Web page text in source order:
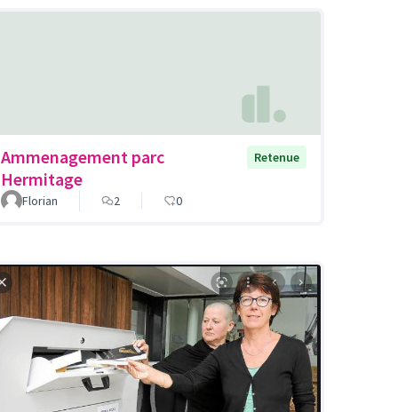
Ammenagement parc
Hermitage
Retenue
Florian 2 0